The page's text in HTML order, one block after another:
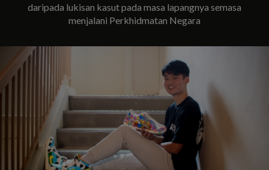
daripada lukisan kasut pada masa lapangnya semasa
menjalani Perkhidmatan Negara